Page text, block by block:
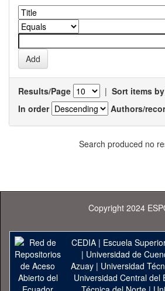
Results/Page | Sort items by
In order
Authors/
Search produced no
Copyright 2024
CEDIA| Escuela
| Universidad de
Azuay| Universidad
Universidad Central del